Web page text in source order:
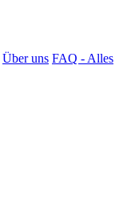
Über uns FAQ - Alles